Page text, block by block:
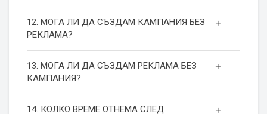
12. МОГА ЛИ ДА СЪЗДАМ КАМПАНИЯ БЕЗ
РЕКЛАМА?
13. МОГА ЛИ ДА СЪЗДАМ РЕКЛАМА БЕЗ
КАМПАНИЯ?
14. КОЛКО ВРЕМЕ ОТНЕМА СЛЕД